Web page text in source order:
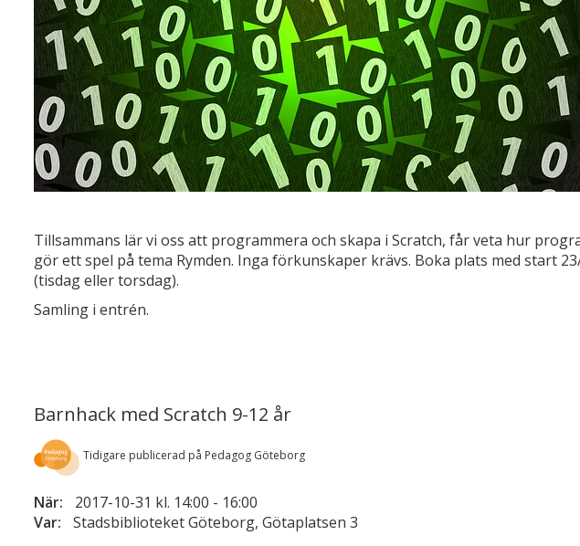
Tillsammans lär vi oss att programmera och skapa i Scratch, får veta hur
gör ett spel på tema Rymden. Inga förkunskaper krävs. Boka plats med start
(tisdag eller torsdag).
Samling i entrén.
Barnhack med Scratch 9-12 år
Tidigare publicerad på Pedagog Göteborg
När: 2017-10-31 kl. 14:00 - 16:00
Var:
Stadsbiblioteket Göteborg, Götaplatsen 3